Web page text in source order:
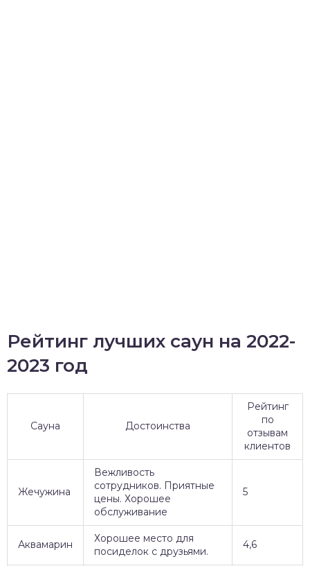
Рейтинг лучших саун на 2022-
2023 год
Сауна Достоинства
Рейтинг
по
отзывам
клиентов
Жечужина
Вежливость
сотрудников. Приятные
цены. Хорошее
обслуживание
5
Аквамарин
Хорошее место для
посиделок с друзьями.
4,6